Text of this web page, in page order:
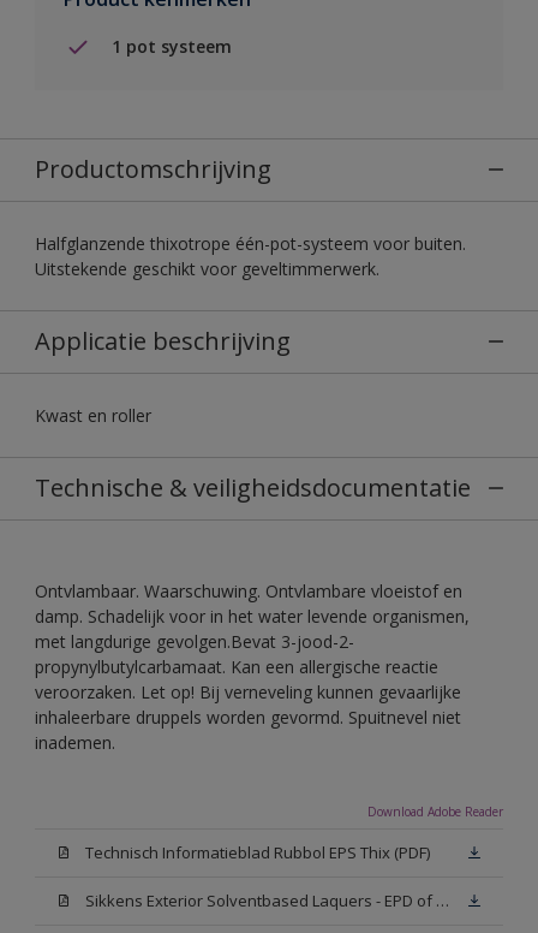
1 pot systeem
Productomschrijving
Halfglanzende thixotrope één-pot-systeem voor buiten.
Uitstekende geschikt voor geveltimmerwerk.
Applicatie beschrijving
Kwast en roller
Technische & veiligheidsdocumentatie
Ontvlambaar. Waarschuwing. Ontvlambare vloeistof en
damp. Schadelijk voor in het water levende organismen,
met langdurige gevolgen.Bevat 3-jood-2-
propynylbutylcarbamaat. Kan een allergische reactie
veroorzaken. Let op! Bij verneveling kunnen gevaarlijke
inhaleerbare druppels worden gevormd. Spuitnevel niet
inademen.
Download Adobe Reader
Technisch Informatieblad Rubbol EPS Thix (PDF)
Sikkens Exterior Solventbased Laquers - EPD of Milieuproductverklaring